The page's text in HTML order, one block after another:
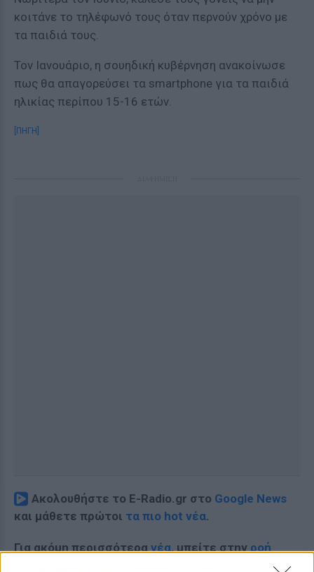
κοιτάνε το τηλέφωνό τους όταν περνούν χρόνο με
τα παιδιά τους.
Τον Ιανουάριο, η σουηδική κυβέρνηση ανακοίνωσε
πως θα απαγορεύσει τα smartphone για τα παιδιά
ηλικίας περίπου 15-16 ετών.
[ΠΗΓΗ]
Ακολουθήστε το E-Radio.gr στο Google News
και μάθετε πρώτοι τα πιο hot νέα.
Για ακόμη περισσότερανέα, μπείτε στηνροή